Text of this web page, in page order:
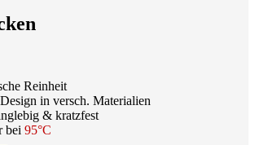
Reinheit
in versch. Materialien
& kratzfest
bei 95°C